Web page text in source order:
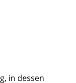
in dessen